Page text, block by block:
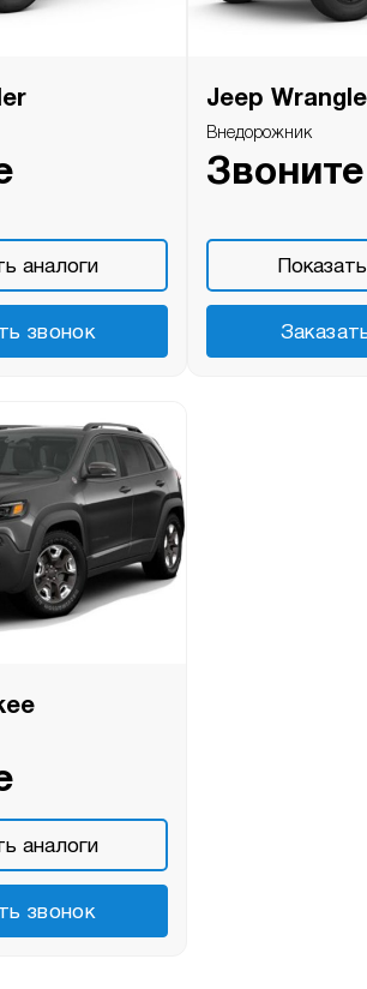
аналоги
звонок
Jeep
Внедорожник
Звоните
аналоги
звонок